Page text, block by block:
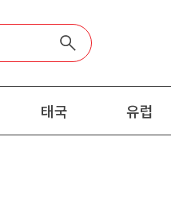
태국 유럽